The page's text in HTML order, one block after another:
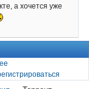
а хочется уже